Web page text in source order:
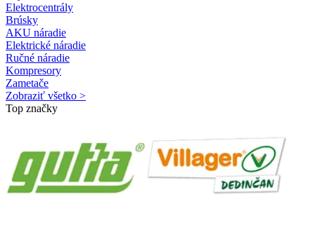
Elektrocentrály
Brúsky
AKU náradie
Elektrické náradie
Ručné náradie
Kompresory
Zametače
Zobraziť všetko >
Top značky